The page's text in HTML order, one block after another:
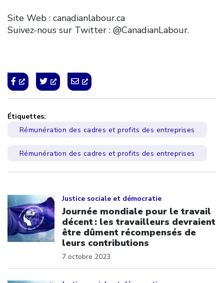
Site Web : canadianlabour.ca
Suivez-nous sur Twitter : @CanadianLabour.
Étiquettes:
Rémunération des cadres et profits des entreprises
Rémunération des cadres et profits des entreprises
Justice sociale et démocratie
Journée mondiale pour le travail
décent : les travailleurs devraient
être dûment récompensés de
leurs contributions
7 octobre 2023